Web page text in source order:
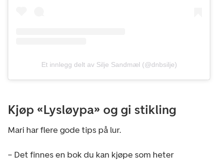
Et innlegg delt av Silje Sandmæl (@dnbsilje)
Kjøp «Lysløypa» og gi stikling
Mari har flere gode tips på lur.
– Det finnes en bok du kan kjøpe som heter